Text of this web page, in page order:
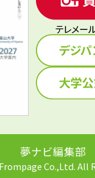
夢ナビ編集部
Co.,Ltd. All